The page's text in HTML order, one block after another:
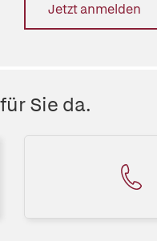
Jetzt anmelden
Sie da.